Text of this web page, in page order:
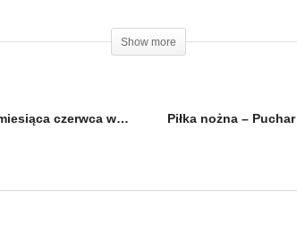
Show more
Policyjne podsumowanie miesiąca czerwca w powiecie